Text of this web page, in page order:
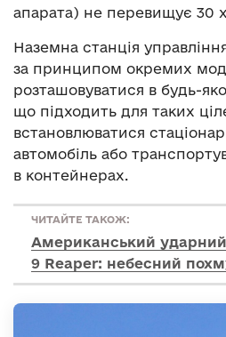
апарата) не перевищує 30
Наземна станція
за принципом окремих
розташовуватися в будь-
що підходить для таких
встановлюватися
автомобіль або
в контейнерах.
ЧИТАЙТЕ ТАКОЖ:
Американський ударний
9 Reaper: небесний